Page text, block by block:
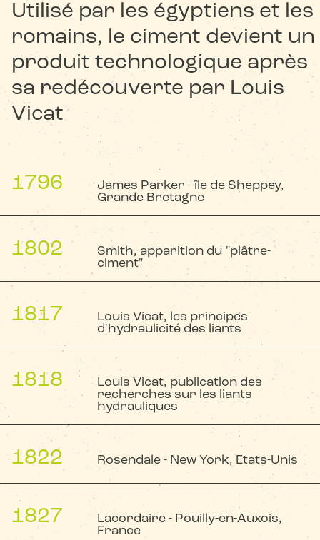
Utilisé par les égyptiens et les
romains, le ciment devient un
produit technologique après
sa redécouverte par Louis
Vicat
1796
James Parker - île de Sheppey,
Grande Bretagne
James Parker trouve un calcaire argileux dans l'île de
Sheppey (Grande Bretagne). Il fait breveter le fait de
calciner ces "cailloux argileux". Il nomme "ciment romain"
son ciment prompt naturel.
1802
Smith, apparition du "plâtre-
ciment"
Un anglais nommé Smith trouve des galets similaires à
ceux de Parker sur la grève de Boulogne-sur-Mer
(France). Le produit obtenu de la cuisson est nommé
"plâtre-ciment".
1817
Louis Vicat, les principes
d'hydraulicité des liants
Louis Vicat découvre les principes d'hydraulicité des
1818
Louis Vicat, publication des
recherches sur les liants
hydrauliques
1822 Rosendale - New York, Etats-Unis
Fabrication de ciment prompt naturel à New York par
1827
Lacordaire - Pouilly-en-Auxois,
France